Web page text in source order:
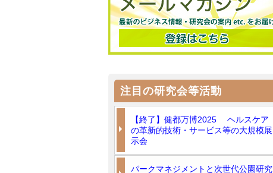
注目の研究会等活動
【終了】健都万博2025 ヘルスケア
の革新的技術・サービス等の大規模展
示会
パークマネジメントと次世代公園研究